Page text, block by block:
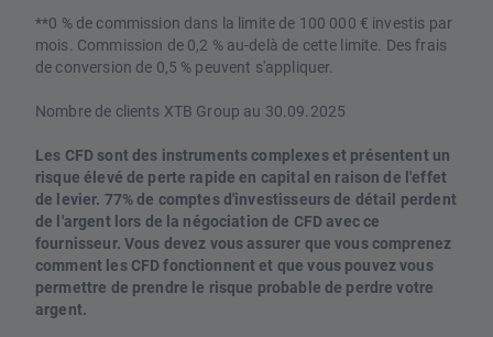
**0 % de commission dans la limite de 100 000 € investis par
mois. Commission de 0,2 % au-delà de cette limite. Des frais
de conversion de 0,5 % peuvent s'appliquer.
Nombre de clients XTB Group au 30.09.2025
Les CFD sont des instruments complexes et présentent un
risque élevé de perte rapide en capital en raison de l'effet
de levier. 77% de comptes d'investisseurs de détail perdent
de l'argent lors de la négociation de CFD avec ce
fournisseur. Vous devez vous assurer que vous comprenez
comment les CFD fonctionnent et que vous pouvez vous
permettre de prendre le risque probable de perdre votre
argent.